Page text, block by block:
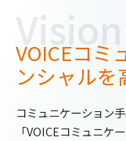
Vision
VOICEコミ
ンシャルを
コミュニケーション
「VOICEコミュニケ